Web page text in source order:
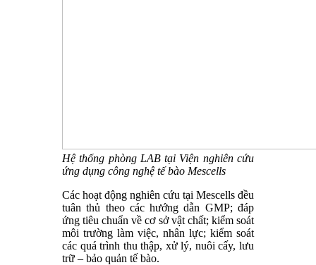
Hệ thống phòng LAB tại Viện nghiên cứu
ứng dụng công nghệ tế bào Mescells
Các hoạt động nghiên cứu tại Mescells đều
tuân thủ theo các hướng dẫn GMP; đáp
ứng tiêu chuẩn về cơ sở vật chất; kiểm soát
môi trường làm việc, nhân lực; kiểm soát
các quá trình thu thập, xử lý, nuôi cấy, lưu
trữ – bảo quản tế bào.